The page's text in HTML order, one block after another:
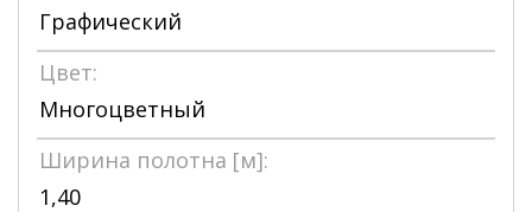
Графический
Цвет:
Многоцветный
Ширина полотна [м]:
1,40